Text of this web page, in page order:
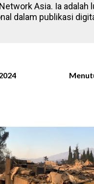
Asia. Ia
dalam publikasi